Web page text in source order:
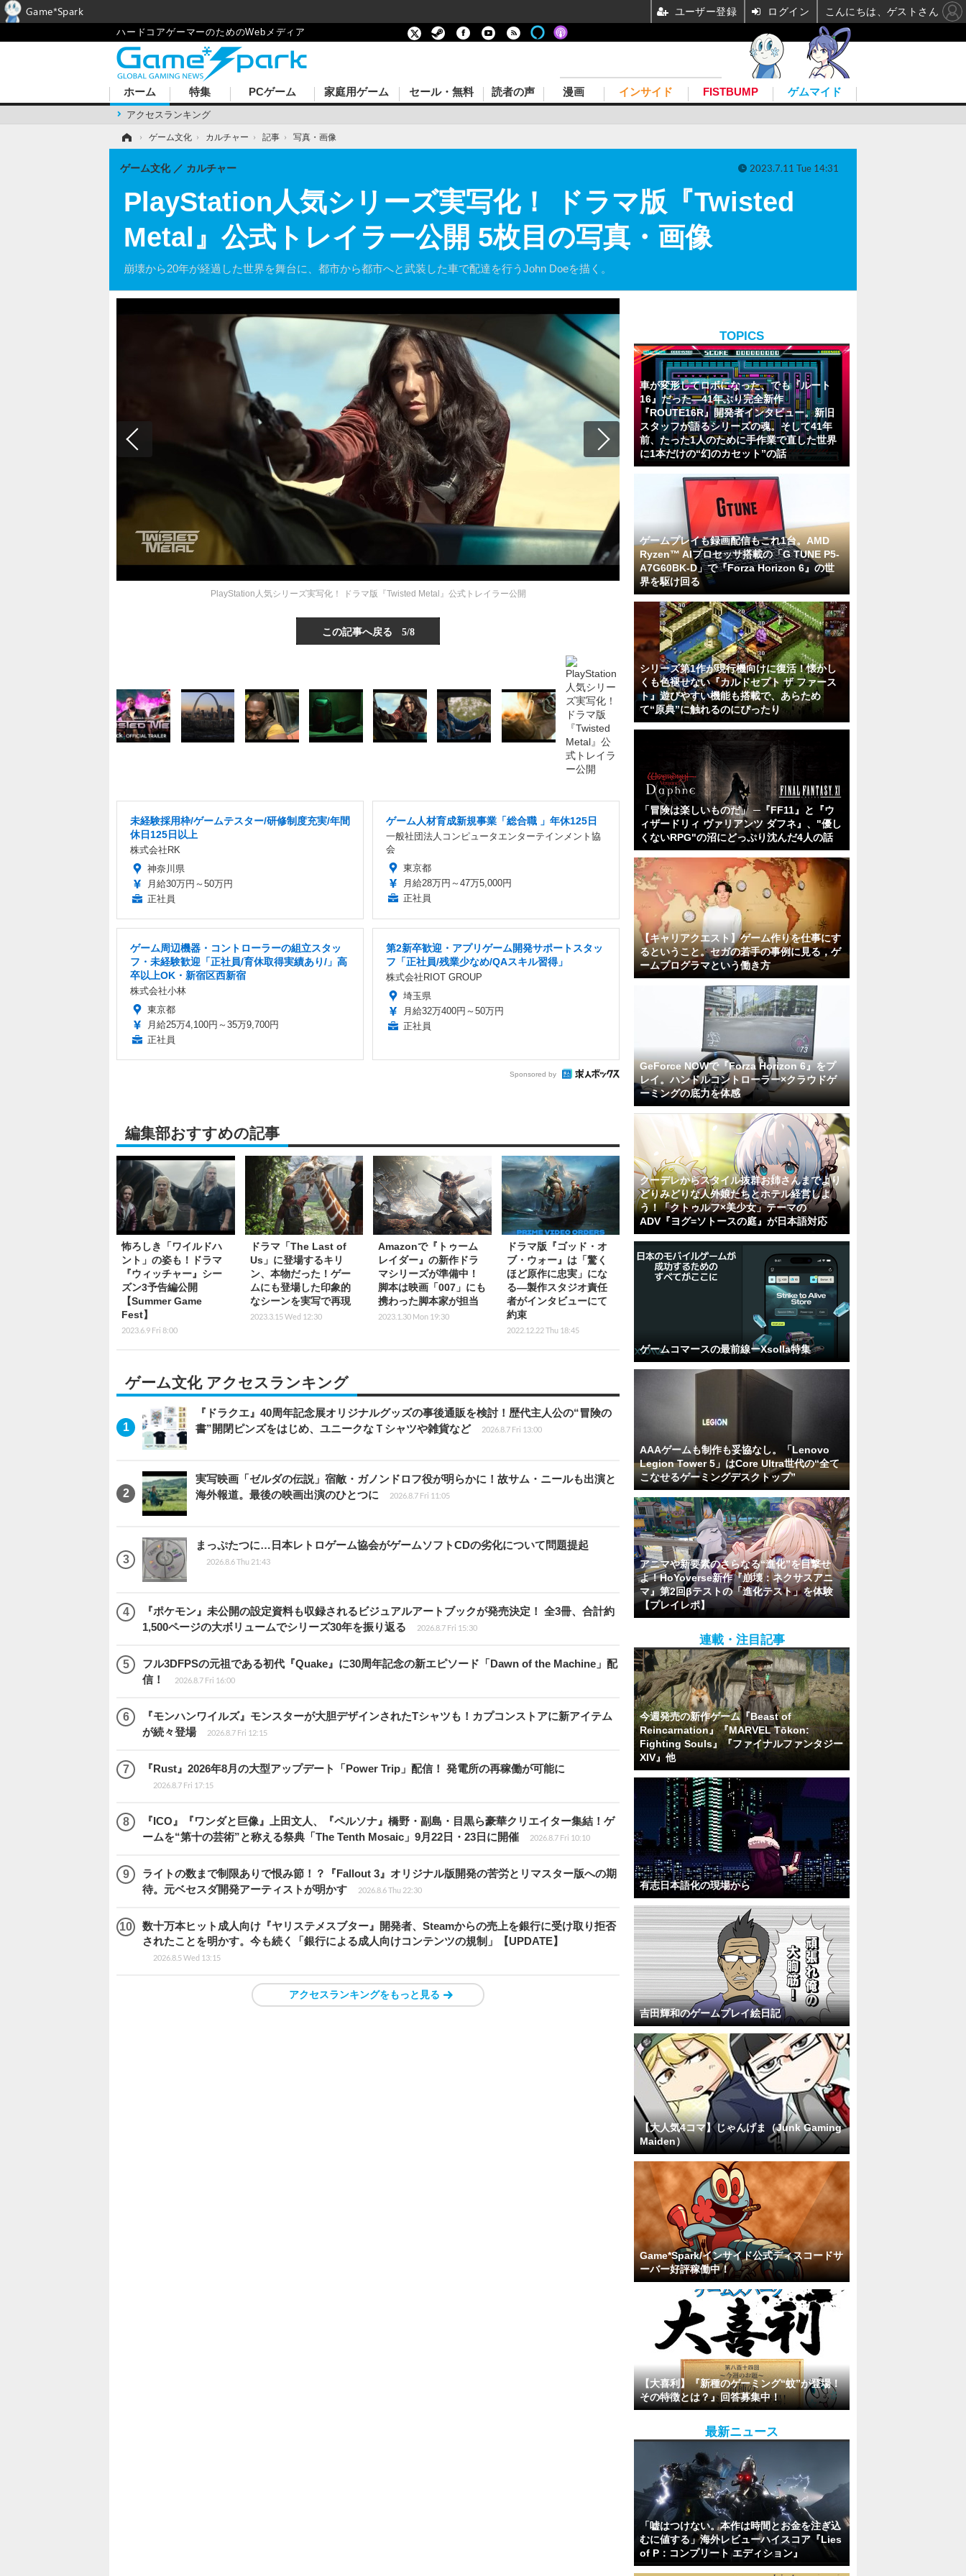
ハードコアゲーマーのためのWebメディア
ホーム
アクセスランキング
特集 PCゲーム 家庭用ゲーム セール・無料 読者の声 漫画 インサイド FISTBUMP ゲムマイド
› ゲーム文化 › カルチャー › 記事 › 写真・画像
PlayStation人気シリーズ実写化！ ドラマ版『Twisted
Metal』公式トレイラー公開 5枚目の写真・画像
崩壊から20年が経過した世界を舞台に、都市から都市へと武装した車で配達を行うJohn Doeを描く。
ゲーム文化 カルチャー 2023.7.11 Tue 14:31
PlayStation人気シリーズ実写化！ ドラマ版『Twisted Metal』公式トレイラー公開
この記事へ戻る 5/8
未経験採用枠/ゲームテスター/研修制度充実/年間
休日125日以上
株式会社RK
神奈川県
月給30万円～50万円
正社員
ゲーム人材育成新規事業「総合職 」年休125日
一般社団法人コンピュータエンターテインメント協
会
東京都
月給28万円～47万5,000円
正社員
ゲーム周辺機器・コントローラーの組立スタッ
フ・未経験歓迎「正社員/育休取得実績あり/」高
卒以上OK・新宿区西新宿
株式会社小林
東京都
月給25万4,100円～35万9,700円
正社員
第2新卒歓迎・アプリゲーム開発サポートスタッ
フ「正社員/残業少なめ/QAスキル習得」
株式会社RIOT GROUP
埼玉県
月給32万400円～50万円
正社員
Sponsored by
編集部おすすめの記事
怖ろしき「ワイルドハ
ント」の姿も！ドラマ
『ウィッチャー』シー
ズン3予告編公開
【Summer Game
Fest】
2023.6.9 Fri 8:00
ドラマ​​「The Last of
Us」に登場するキリ
ン、本物だった！ゲー
ムにも登場した印象的
なシーンを実写で再現
2023.3.15 Wed 12:30
Amazonで『トゥーム
レイダー』の新作ドラ
マシリーズが準備中！
脚本は映画「007」にも
携わった脚本家が担当
2023.1.30 Mon 19:30
ドラマ版『ゴッド・オ
ブ・ウォー』は「驚く
ほど原作に忠実」にな
る―製作スタジオ責任
者がインタビューにて
約束
2022.12.22 Thu 18:45
ゲーム文化 アクセスランキング
『ドラクエ』40周年記念展オリジナルグッズの事後通販を検討！歴代主人公の“冒険の
書”開閉ピンズをはじめ、ユニークなＴシャツや雑貨など
2026.8.7 Fri 13:00
実写映画「ゼルダの伝説」宿敵・ガノンドロフ役が明らかに！故サム・ニールも出演と
海外報道。最後の映画出演のひとつに
2026.8.7 Fri 11:05
まっぷたつに…日本レトロゲーム協会がゲームソフトCDの劣化について問題提起
2026.8.6 Thu 21:43
『ポケモン』未公開の設定資料も収録されるビジュアルアートブックが発売決定！ 全3冊、合計約
1,500ページの大ボリュームでシリーズ30年を振り返る
2026.8.7 Fri 15:30
フル3DFPSの元祖である初代『Quake』に30周年記念の新エピソード「Dawn of the Machine」配
信！
2026.8.7 Fri 16:00
『モンハンワイルズ』モンスターが大胆デザインされたTシャツも！カプコンストアに新アイテム
が続々登場
2026.8.7 Fri 12:15
『Rust』2026年8月の大型アップデート「Power Trip」配信！ 発電所の再稼働が可能に
2026.8.7 Fri 17:15
『ICO』『ワンダと巨像』上田文人、『ペルソナ』橋野・副島・目黒ら豪華クリエイター集結！ゲ
ームを“第十の芸術”と称える祭典「The Tenth Mosaic」9月22日・23日に開催
2026.8.7 Fri 10:10
ライトの数まで制限ありで恨み節！？『Fallout 3』オリジナル版開発の苦労とリマスター版への期
待。元ベセスダ開発アーティストが明かす
2026.8.6 Thu 22:30
数十万本ヒット成人向け『ヤリステメスブター』開発者、Steamからの売上を銀行に受け取り拒否
されたことを明かす。今も続く「銀行による成人向けコンテンツの規制」【UPDATE】
2026.8.5 Wed 13:15
アクセスランキングをもっと見る
TOPICS
車が変形してロボになった、でも『ルート
16』だった―41年ぶり完全新作
『ROUTE16R』開発者インタビュー。新旧
スタッフが語るシリーズの魂。そして41年
前、たった1人のために手作業で直した世界
に1本だけの“幻のカセット”の話
ゲームプレイも録画配信もこれ1台。AMD
Ryzen™ AIプロセッサ搭載の「G TUNE P5-
A7G60BK-D」で『Forza Horizon 6』の世
界を駆け回る
シリーズ第1作が現行機向けに復活！懐かし
くも色褪せない『カルドセプト ザ ファース
ト』遊びやすい機能も搭載で、あらため
て“原典”に触れるのにぴったり
「冒険は楽しいものだ」 ─『FF11』と『ウ
ィザードリィ ヴァリアンツ ダフネ』、"優し
くないRPG"の沼にどっぷり沈んだ4人の話
【キャリアクエスト】ゲーム作りを仕事にす
るということ。セガの若手の事例に見る，ゲ
ームプログラマという働き方
GeForce NOWで『Forza Horizon 6』をプ
レイ。ハンドルコントローラー×クラウドゲ
ーミングの底力を体感
クーデレからスタイル抜群お姉さんまでより
どりみどりな人外娘たちとホテル経営しよ
う！「クトゥルフ×美少女」テーマの
ADV『ヨグ=ソトースの庭』が日本語対応
ゲームコマースの最前線ーXsolla特集
AAAゲームも制作も妥協なし。「Lenovo
Legion Tower 5」はCore Ultra世代の“全て
こなせるゲーミングデスクトップ”
アニマや新要素のさらなる“進化”を目撃せ
よ！HoYoverse新作『崩壊：ネクサスアニ
マ』第2回βテストの「進化テスト」を体験
【プレイレポ】
連載・注目記事
今週発売の新作ゲーム『Beast of
Reincarnation』『MARVEL Tōkon:
Fighting Souls』『ファイナルファンタジー
XIV』他
有志日本語化の現場から
吉田輝和のゲームプレイ絵日記
【大人気4コマ】じゃんげま（Junk Gaming
Maiden）
Game*Spark/インサイド公式ディスコードサ
ーバー好評稼働中！
【大喜利】『新種のゲーミング“蚊”が登場！
その特徴とは？』回答募集中！
最新ニュース
「嘘はつけない。本作は時間とお金を注ぎ込
むに値する」海外レビューハイスコア『Lies
of P：コンプリート エディション』
Game*Spark ユーザー登録 ログイン こんにちは、ゲストさん